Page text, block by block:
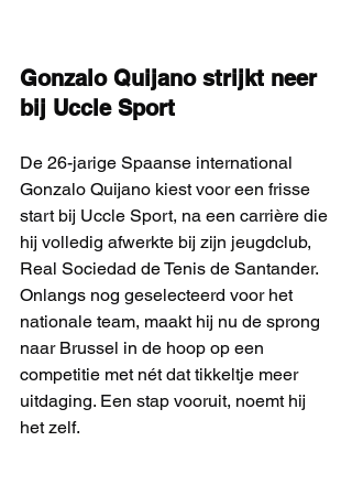
Gonzalo Quijano strijkt neer
bij Uccle Sport
De 26-jarige Spaanse international
Gonzalo Quijano kiest voor een frisse
start bij Uccle Sport, na een carrière die
hij volledig afwerkte bij zijn jeugdclub,
Real Sociedad de Tenis de Santander.
Onlangs nog geselecteerd voor het
nationale team, maakt hij nu de sprong
naar Brussel in de hoop op een
competitie met nét dat tikkeltje meer
uitdaging. Een stap vooruit, noemt hij
het zelf.